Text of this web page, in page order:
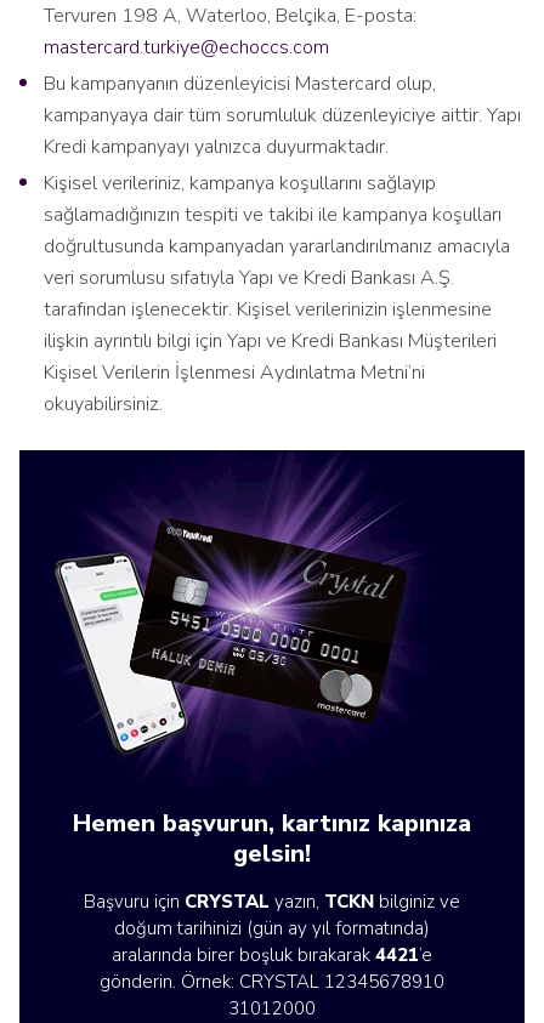
Tervuren 198 A, Waterloo, Belçika, E-posta:
mastercard.turkiye@echoccs.com
Bu kampanyanın düzenleyicisi Mastercard olup,
kampanyaya dair tüm sorumluluk düzenleyiciye aittir. Yapı
Kredi kampanyayı yalnızca duyurmaktadır.
Kişisel verileriniz, kampanya koşullarını sağlayıp
sağlamadığınızın tespiti ve takibi ile kampanya koşulları
doğrultusunda kampanyadan yararlandırılmanız amacıyla
veri sorumlusu sıfatıyla Yapı ve Kredi Bankası A.Ş.
tarafından işlenecektir. Kişisel verilerinizin işlenmesine
ilişkin ayrıntılı bilgi için Yapı ve Kredi Bankası Müşterileri
Kişisel Verilerin İşlenmesi Aydınlatma Metni’ni
okuyabilirsiniz.
Hemen başvurun, kartınız kapınıza
gelsin!
Başvuru için CRYSTAL yazın, TCKN bilginiz ve
doğum tarihinizi (gün ay yıl formatında)
aralarında birer boşluk bırakarak 4421’e
gönderin. Örnek: CRYSTAL 12345678910
31012000